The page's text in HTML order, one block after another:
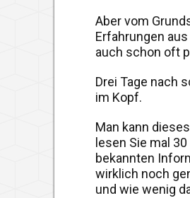
Aber vom
Erfahrungen
auch schon oft
Drei Tage nach
im Kopf.
Man kann
lesen Sie mal
bekannten
wirklich noch
und wie wenig